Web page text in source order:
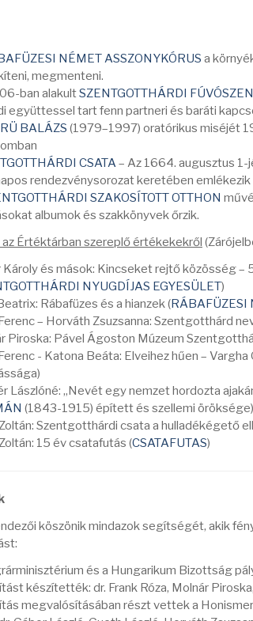
NÉMET ASSZONYKÓRUS a
megmenteni.
ban alakultSZENTGOTTHÁRDI
együttessel tart fenn partneri és baráti
BALÁZS (1979–1997) oratórikus miséjét
CSATA– Az 1664. augusztus
rendezvénysorozat keretében emlékezik
SZAKOSÍTOTT OTTHON
albumok és szakkönyvek őrzik.
az Értéktárban szereplő értékekekről
Károly és mások: Kincseket rejtő közösség
NYUGDÍJAS EGYESÜLET)
Rábafüzes és a hianzek (RÁBAFÜZESI
– Horváth Zsuzsanna: Szentgotthárd
Piroska: Pável Ágoston Múzeum
- Katona Beáta: Elveihez hűen – Vargha
Lászlóné: „Nevét egy nemzet hordozta
(1843-1915) épített és szellemi öröksége)
Szentgotthárdi csata a hulladékégető
15 év csatafutás (CSATAFUTAS)
köszönik mindazok segítségét, akik
és a Hungarikum Bizottság
készítették: dr. Frank Róza, Molnár
megvalósításában részt vettek a